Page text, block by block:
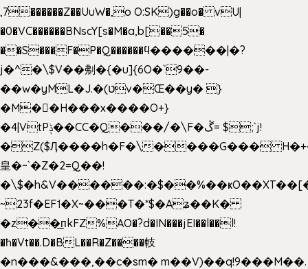
,7������Z��UuW�,o O:SK)g��o� vU|
�0�VC������BNscY[s�M�a,b[��5�
��S���F�P�Q������ϥ������|�?
j�^�\$V��刜�{�u]{6O�`9��-
��w�yML�J.�(טv�Œ��y� }
�M��H���x����O+}
�4|VtPݙ��CC�Q���/�\F�ڴ= $;`j!
�Z($Ӆ����h�F�\����G���
皇�~`�Z�2=Q��!
~23f�EF˦�X~���T�*$�Aʑ��K�
�z��͟пkFZ%AO�?d�IN���jEI��l��l!
�ħ�Vt��.D�BL��R�Z����䡋
�n���&���,��c�sm� m��V)��q!9���M��.